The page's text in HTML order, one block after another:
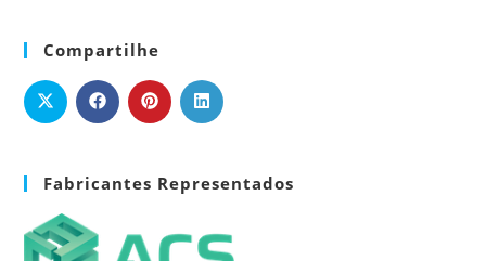
Compartilhe
Fabricantes Representados